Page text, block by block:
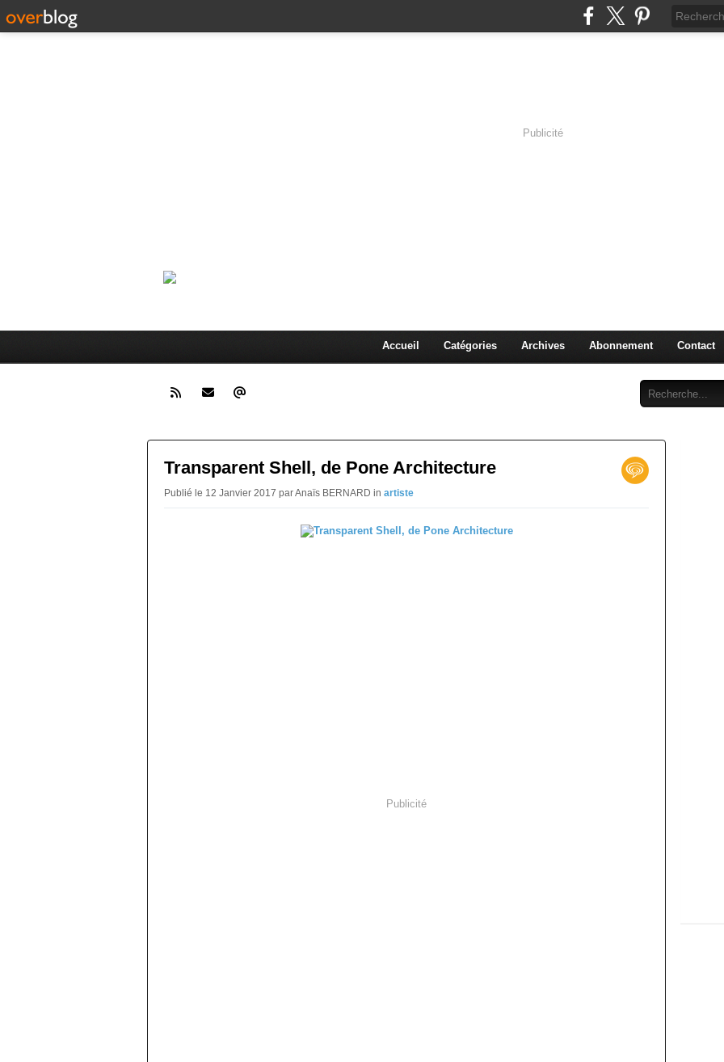
Publicité
Accueil Catégories Archives Abonnement Contact
Transparent Shell, de Pone Architecture
Publié le 12 Janvier 2017 par Anaïs BERNARD in artiste
Publicité